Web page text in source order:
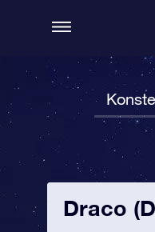
Draco